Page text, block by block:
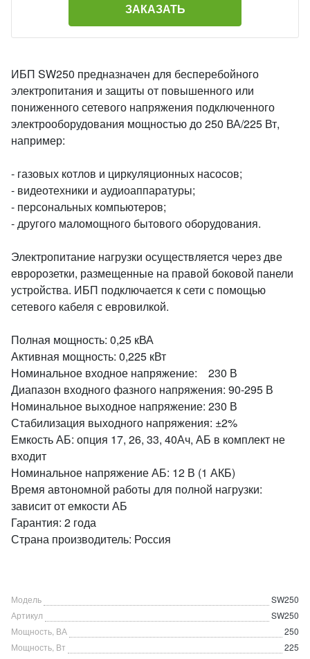
ЗАКАЗАТЬ
ИБП SW250 предназначен для бесперебойного
электропитания и защиты от повышенного или
пониженного сетевого напряжения подключенного
электрооборудования мощностью до 250 ВА/225 Вт,
например:
- газовых котлов и циркуляционных насосов;
- видеотехники и аудиоаппаратуры;
- персональных компьютеров;
- другого маломощного бытового оборудования.
Электропитание нагрузки осуществляется через две
евророзетки, размещенные на правой боковой панели
устройства. ИБП подключается к сети с помощью
сетевого кабеля с евровилкой.
Полная мощность: 0,25 кВА
Активная мощность: 0,225 кВт
Номинальное входное напряжение: 230 В
Диапазон входного фазного напряжения: 90-295 В
Номинальное выходное напряжение: 230 В
Стабилизация выходного напряжения: ±2%
Емкость АБ: опция 17, 26, 33, 40Ач, АБ в комплект не
входит
Номинальное напряжение АБ: 12 В (1 АКБ)
Время автономной работы для полной нагрузки:
зависит от емкости АБ
Гарантия: 2 года
Страна производитель: Россия
Модель
SW250
Артикул
SW250
Мощность, ВА
250
Мощность, Вт
225